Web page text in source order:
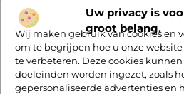
Uw privacy is
groot belang.
Wij maken gebruik van cookies en
om te begrijpen hoe u onze
te verbeteren. Deze cookies
doeleinden worden ingezet, zoals
gepersonaliseerde advertenties en